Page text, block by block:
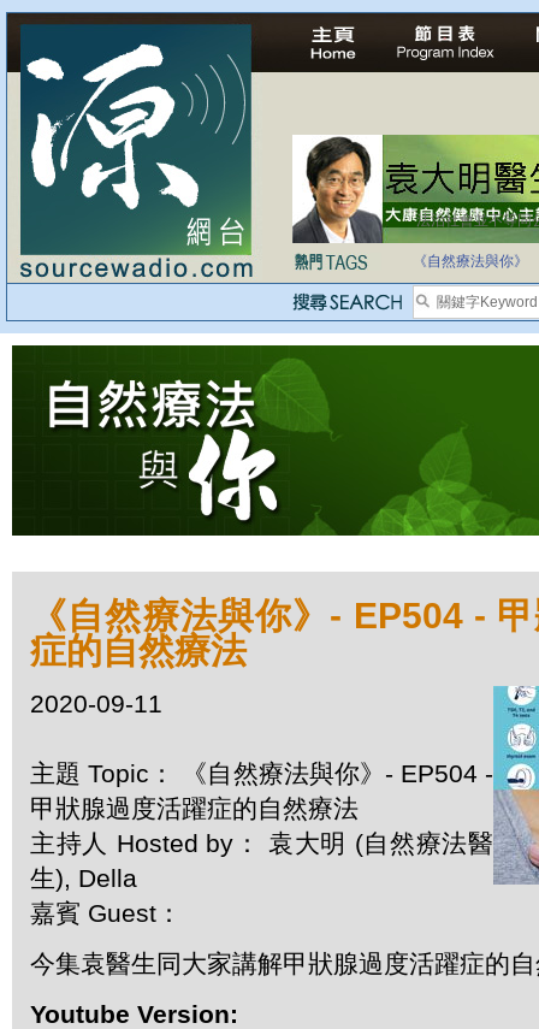
法治社會並不等同
《自然療法與你》
《自然療法與你》- EP504 -
症的自然療法
2020-09-11
主題 Topic： 《自然療法與你》- EP504 -
甲狀腺過度活躍症的自然療法
主持人 Hosted by： 袁大明 (自然療法醫
生), Della
嘉賓 Guest：
今集袁醫生同大家講解甲狀腺過度活躍症的
Youtube Version: